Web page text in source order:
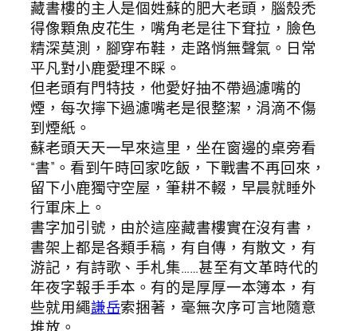
藏書樓的主人是個姓蘇的肥大老頭，腦殼禿
得像顆魚皮花生，嘴角老是往下耷拉，臉色
精深莫測，腳穿布鞋，走路悄無聲氣。日常
平凡對小鹿愛理不睬。
但老頭有門特技，他愛好抽不帶過濾嘴的
煙，每次擰下過濾嘴老是很整潔，涓滴不傷
到煙紙。
蘇老頭天天一早來這里，坐在窗邊的桌旁看
“書”。看到午時回家吃飯，下戰書不再回來，
留下小鹿獨守空屋，筆耕不輟，早晨就睡外
行軍床上。
書字加引號，由於這座藏書樓實在沒有書，
書架上都是各類手稿，有自傳，有散文，有
游記，有詩歌、手札集……甚至有文革時代的
年夜字報手手本。有的是厚厚一本簿本，有
些就用繩謙岳索捆著，毫無次序可言地隨意